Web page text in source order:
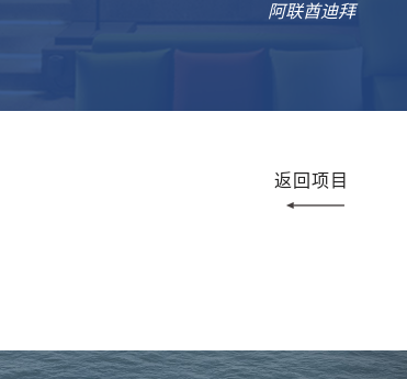
阿联酋迪拜
返回项目